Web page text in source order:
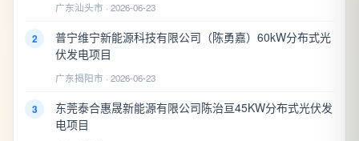
广东汕头市 · 2026-06-23
2
普宁维宁新能源科技有限公司（陈勇嘉）60kW分布式光
伏发电项目
广东揭阳市 · 2026-06-23
3
东莞泰合惠晟新能源有限公司陈治亘45KW分布式光伏发
电项目